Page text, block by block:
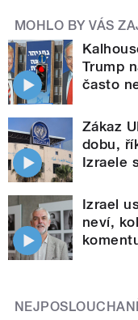
MOHLO BY VÁS
Trump
často
Zákaz
dobu,
Izraele
Izrael
neví,